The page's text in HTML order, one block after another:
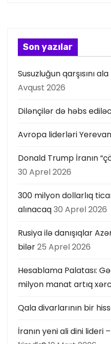
Son yazılar
Susuzluğun qarşısını
Avqust 2026
Dilənçilər də həbs
Avropa liderləri
Donald Trump İranın
30 Aprel 2026
300 milyon dollarlıq
alınacaq30 Aprel 2026
Rusiya ilə danışıqlar
bilər25 Aprel 2026
Hesablama Palatası:
milyon manat artıq
Qala divarlarının bir
İranın yeni ali dini lideri